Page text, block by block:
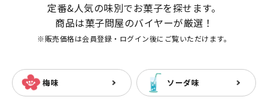
定番&人気の味別でお菓子を探せます。
商品は菓子問屋のバイヤーが厳選！
※販売価格は会員登録・ログイン後にご覧いただけます。
梅味 ソーダ味